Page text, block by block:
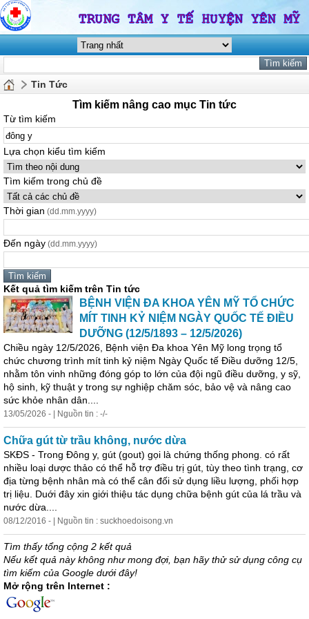
Tin Tức
Tìm kiếm nâng cao mục Tin tức
Từ tìm kiếm
Lựa chọn kiểu tìm kiếm
Tìm kiếm trong chủ đề
Thời gian (dd.mm.yyyy)
Đến ngày (dd.mm.yyyy)
Kết quả tìm kiếm trên Tin tức
BỆNH VIỆN ĐA KHOA YÊN MỸ TỔ CHỨC
MÍT TINH KỶ NIỆM NGÀY QUỐC TẾ ĐIỀU
DƯỠNG (12/5/1893 – 12/5/2026)
Chiều ngày 12/5/2026, Bệnh viện Đa khoa Yên Mỹ long trọng tổ
chức chương trình mít tinh kỷ niệm Ngày Quốc tế Điều dưỡng 12/5,
nhằm tôn vinh những đóng góp to lớn của đội ngũ điều dưỡng, y sỹ,
hộ sinh, kỹ thuật y trong sự nghiệp chăm sóc, bảo vệ và nâng cao
sức khỏe nhân dân....
13/05/2026 - | Nguồn tin : -/-
Chữa gút từ trầu không, nước dừa
SKĐS - Trong Đông y, gút (gout) gọi là chứng thống phong. có rất
nhiều loại dược thảo có thể hỗ trợ điều trị gút, tùy theo tình trạng, cơ
địa từng bệnh nhân mà có thể cân đối sử dụng liều lượng, phối hợp
trị liệu. Duới đây xin giới thiệu tác dụng chữa bệnh gút của lá trầu và
nước dừa....
08/12/2016 - | Nguồn tin : suckhoedoisong.vn
Tìm thấy tổng cộng 2 kết quả
Nếu kết quả này không như mong đợi, bạn hãy thử sử dụng công cụ
tìm kiếm của Google dưới đây!
Mở rộng trên Internet :